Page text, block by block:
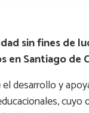
sin fines de
en Santiago de
desarrollo y
cuyo